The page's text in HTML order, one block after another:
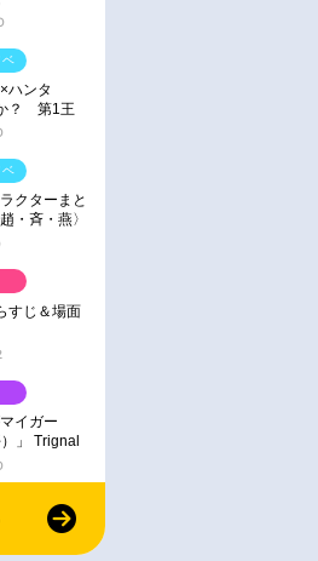
ハンタ
？ 第1王
令」＜
ベ
クターまと
・斉・燕〉
ベ
すじ＆場面
イガー
」 Trignal